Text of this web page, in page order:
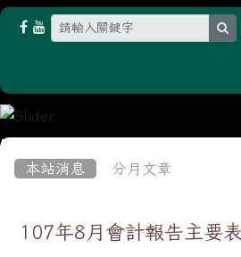
本站消息 分月文章
107年8月會計報告主要表